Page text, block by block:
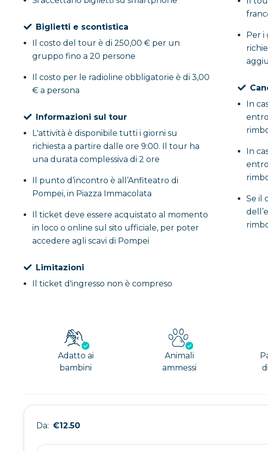
Biglietti e scontistica
Il costo del tour è di 250,00 € per un
gruppo fino a 20 persone
Il costo per le radioline obbligatorie è di 3,00
€ a persona
Informazioni sul tour
L'attività è disponibile tutti i giorni su
richiesta a partire dalle ore 9:00. Il tour ha
una durata complessiva di 2 ore
Il punto d’incontro è all’Anfiteatro di
Pompei, in Piazza Immacolata
Il ticket deve essere acquistato al momento
in loco o online sul sito ufficiale, per poter
accedere agli scavi di Pompei
Limitazioni
Il ticket d'ingresso non è compreso
Per i
In
In
Se il
Adatto ai
bambini
Animali
ammessi
Da: €12.50